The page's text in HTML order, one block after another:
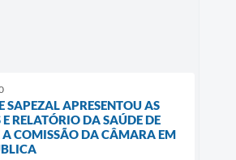
SAPEZAL APRESENTOU AS
RELATÓRIO DA SAÚDE DE
COMISSÃO DA CÂMARA EM